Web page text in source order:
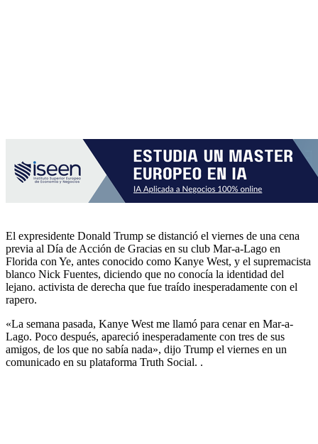
El expresidente Donald Trump se distanció el viernes de una cena
previa al Día de Acción de Gracias en su club Mar-a-Lago en
Florida con Ye, antes conocido como Kanye West, y el supremacista
blanco Nick Fuentes, diciendo que no conocía la identidad del
lejano. activista de derecha que fue traído inesperadamente con el
rapero.
«La semana pasada, Kanye West me llamó para cenar en Mar-a-
Lago. Poco después, apareció inesperadamente con tres de sus
amigos, de los que no sabía nada», dijo Trump el viernes en un
comunicado en su plataforma Truth Social. .